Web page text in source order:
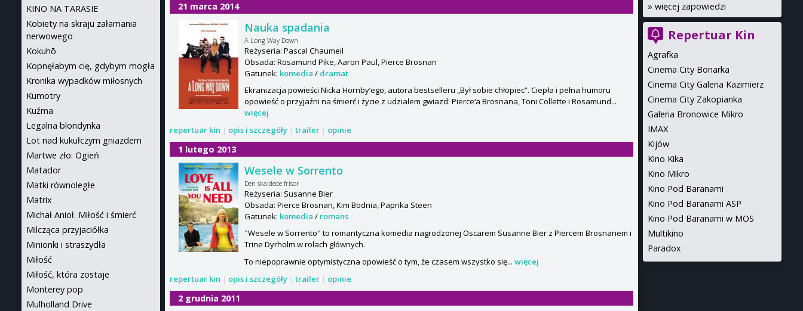
21 marca 2014
Nauka spadania
A Long Way Down
Reżyseria: Pascal Chaumeil
Obsada: Rosamund Pike, Aaron Paul, Pierce Brosnan
Gatunek: komedia / dramat
Ekranizacja powieści Nicka Hornby’ego, autora bestselleru „Był sobie chłopiec”. Ciepła i pełna humoru
opowieść o przyjaźni na śmierć i życie z udziałem gwiazd: Pierce‘a Brosnana, Toni Collette i Rosamund...
więcej
repertuar kin | opis i szczegóły | trailer | opinie
1 lutego 2013
Wesele w Sorrento
Den skaldede frisor
Reżyseria: Susanne Bier
Obsada: Pierce Brosnan, Kim Bodnia, Paprika Steen
Gatunek: komedia / romans
"Wesele w Sorrento" to romantyczna komedia nagrodzonej Oscarem Susanne Bier z Piercem Brosnanem i
Trine Dyrholm w rolach głównych.
To niepoprawnie optymistyczna opowieść o tym, że czasem wszystko się... więcej
repertuar kin | opis i szczegóły | trailer | opinie
2 grudnia 2011
» więcej zapowiedzi
Repertuar Kin
Agrafka
Cinema City Bonarka
Cinema City Galeria Kazimierz
Cinema City Zakopianka
Galeria Bronowice Mikro
IMAX
Kijów
Kino Kika
Kino Mikro
Kino Pod Baranami
Kino Pod Baranami ASP
Kino Pod Baranami w MOS
Multikino
Paradox
KINO NA TARASIE
Kobiety na skraju załamania
nerwowego
Kokuhō
Kopnęłabym cię, gdybym mogła
Kronika wypadków miłosnych
Kumotry
Kuźma
Legalna blondynka
Lot nad kukułczym gniazdem
Martwe zło: Ogień
Matador
Matki równoległe
Matrix
Michał Anioł. Miłość i śmierć
Milcząca przyjaciółka
Minionki i straszydła
Miłość
Miłość, która zostaje
Monterey pop
Mulholland Drive